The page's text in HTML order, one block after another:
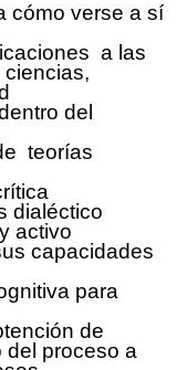
cómo verse a sí
a las
del
teorías
dialéctico
activo
capacidades
para
de
del proceso a